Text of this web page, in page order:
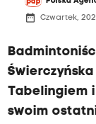
date_range Czwartek,
Tabelingiem i
swoim